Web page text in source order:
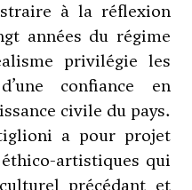
à la réflexion
années du régime
privilégie les
confiance en
civile du pays.
a pour projet
éthico-artistiques qui
précédant et